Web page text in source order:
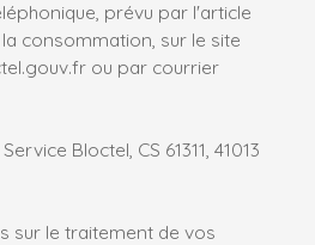
prévu par l'article
la consommation, sur le site
ou par courrier
Bloctel, CS 61311, 41013
sur le traitement de vos